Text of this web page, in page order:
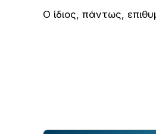
Ο ίδιος, πάντως,